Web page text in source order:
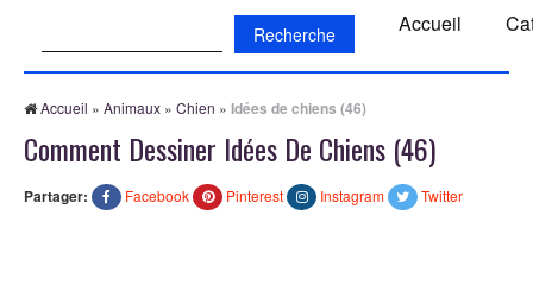
Accueil
Accueil » Animaux » Chien » Idées de chiens (46)
Comment Dessiner Idées De Chiens (46)
Partager: Facebook Pinterest Instagram Twitter